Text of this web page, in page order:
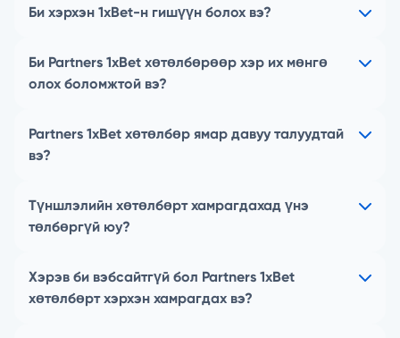
Би хэрхэн 1xBet-н гишүүн болох вэ?
Би Partners 1xBet хөтөлбөрөөр хэр их мөнгө
олох боломжтой вэ?
Partners 1xBet хөтөлбөр ямар давуу талуудтай
вэ?
Түншлэлийн хөтөлбөрт хамрагдахад үнэ
төлбөргүй юу?
Хэрэв би вэбсайтгүй бол Partners 1xBet
хөтөлбөрт хэрхэн хамрагдах вэ?